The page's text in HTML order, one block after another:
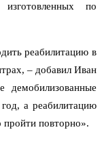
по
реабилитацию в
– добавил Иван
демобилизованные
а реабилитацию
повторно».